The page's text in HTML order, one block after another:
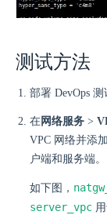
测试方法
部署 DevOps 测
在网络服务 >
VPC 网络并添
户端和服务端。
如下图，
server_vpc